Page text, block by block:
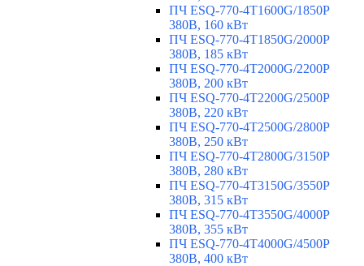
ПЧ ESQ-770-4T1600G/1850P
380В, 160 кВт
ПЧ ESQ-770-4T1850G/2000P
380В, 185 кВт
ПЧ ESQ-770-4T2000G/2200P
380В, 200 кВт
ПЧ ESQ-770-4T2200G/2500P
380В, 220 кВт
ПЧ ESQ-770-4T2500G/2800P
380В, 250 кВт
ПЧ ESQ-770-4T2800G/3150P
380В, 280 кВт
ПЧ ESQ-770-4T3150G/3550P
380В, 315 кВт
ПЧ ESQ-770-4T3550G/4000P
380В, 355 кВт
ПЧ ESQ-770-4T4000G/4500P
380В, 400 кВт